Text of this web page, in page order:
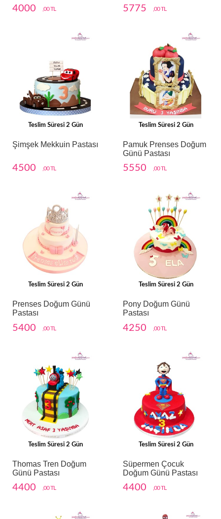
4000 ,00 TL 5775 ,00 TL
Teslim Süresi 2 Gün
Şimşek Mekkuin Pastası
4500 ,00 TL
Teslim Süresi 2 Gün
Pamuk Prenses Doğum
Günü Pastası
5550 ,00 TL
Teslim Süresi 2 Gün
Prenses Doğum Günü
Pastası
5400 ,00 TL
Teslim Süresi 2 Gün
Pony Doğum Günü
Pastası
4250 ,00 TL
Teslim Süresi 2 Gün
Thomas Tren Doğum
Günü Pastası
4400 ,00 TL
Teslim Süresi 2 Gün
Süpermen Çocuk
Doğum Günü Pastası
4400 ,00 TL